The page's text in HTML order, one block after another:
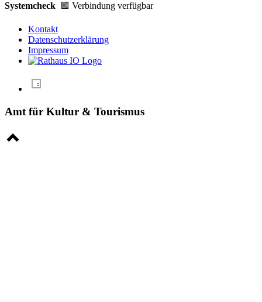
Systemcheck 🟩 Verbindung verfügbar
Kontakt
Datenschutzerklärung
Impressum
Amt für Kultur & Tourismus